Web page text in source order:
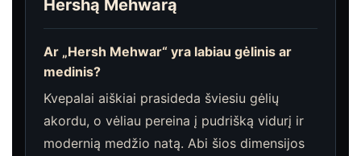
Hershą Mehwarą
Ar „Hersh Mehwar“ yra labiau gėlinis ar
medinis?
Kvepalai aiškiai prasideda šviesiu gėlių
akordu, o vėliau pereina į pudrišką vidurį ir
modernią medžio natą. Abi šios dimensijos